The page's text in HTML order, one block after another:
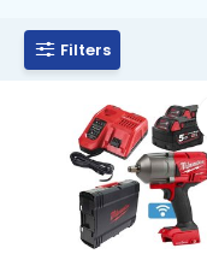
Filters